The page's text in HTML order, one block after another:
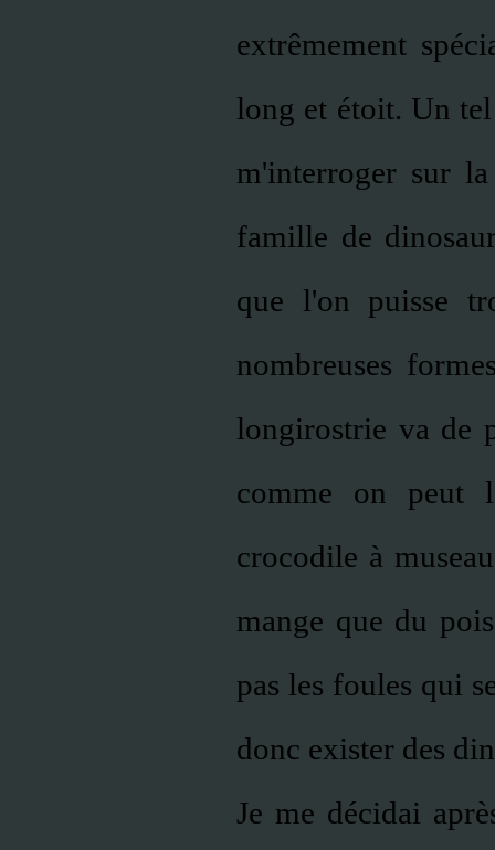
extrêmement
long et étoit. Un
m'interroger sur
famille de
que l'on puisse
nombreuses
longirostrie va de
comme on peut
crocodile à
mange que du
pas les foules qui
donc exister des
Je me décidai